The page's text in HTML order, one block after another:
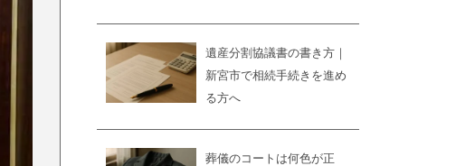
遺産分割協議書の書き方｜
新宮市で相続手続きを進め
る方へ
葬儀のコートは何色が正